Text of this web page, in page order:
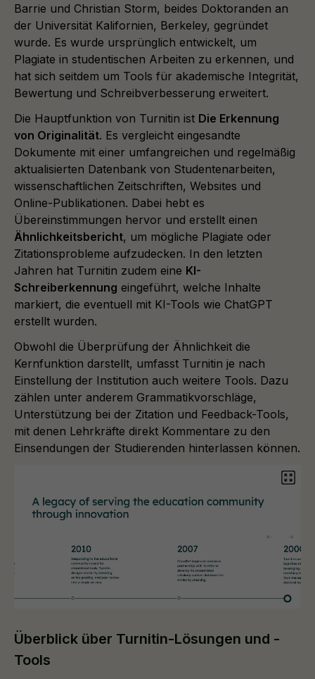
Barrie und Christian Storm, beides Doktoranden an
der Universität Kalifornien, Berkeley, gegründet
wurde. Es wurde ursprünglich entwickelt, um
Plagiate in studentischen Arbeiten zu erkennen, und
hat sich seitdem um Tools für akademische Integrität,
Bewertung und Schreibverbesserung erweitert.
Die Hauptfunktion von Turnitin ist Die Erkennung
von Originalität. Es vergleicht eingesandte
Dokumente mit einer umfangreichen und regelmäßig
aktualisierten Datenbank von Studentenarbeiten,
wissenschaftlichen Zeitschriften, Websites und
Online-Publikationen. Dabei hebt es
Übereinstimmungen hervor und erstellt einen
Ähnlichkeitsbericht, um mögliche Plagiate oder
Zitationsprobleme aufzudecken. In den letzten
Jahren hat Turnitin zudem eine KI-
Schreiberkennung eingeführt, welche Inhalte
markiert, die eventuell mit KI-Tools wie ChatGPT
erstellt wurden.
Obwohl die Überprüfung der Ähnlichkeit die
Kernfunktion darstellt, umfasst Turnitin je nach
Einstellung der Institution auch weitere Tools. Dazu
zählen unter anderem Grammatikvorschläge,
Unterstützung bei der Zitation und Feedback-Tools,
mit denen Lehrkräfte direkt Kommentare zu den
Einsendungen der Studierenden hinterlassen können.
Überblick über Turnitin-Lösungen und -
Tools